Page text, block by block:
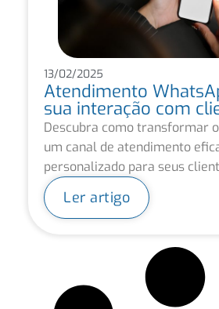
13/02/2025
Atendimento
sua interação com
Descubra como transformar
um canal de atendimento
personalizado para seus
Ler artigo